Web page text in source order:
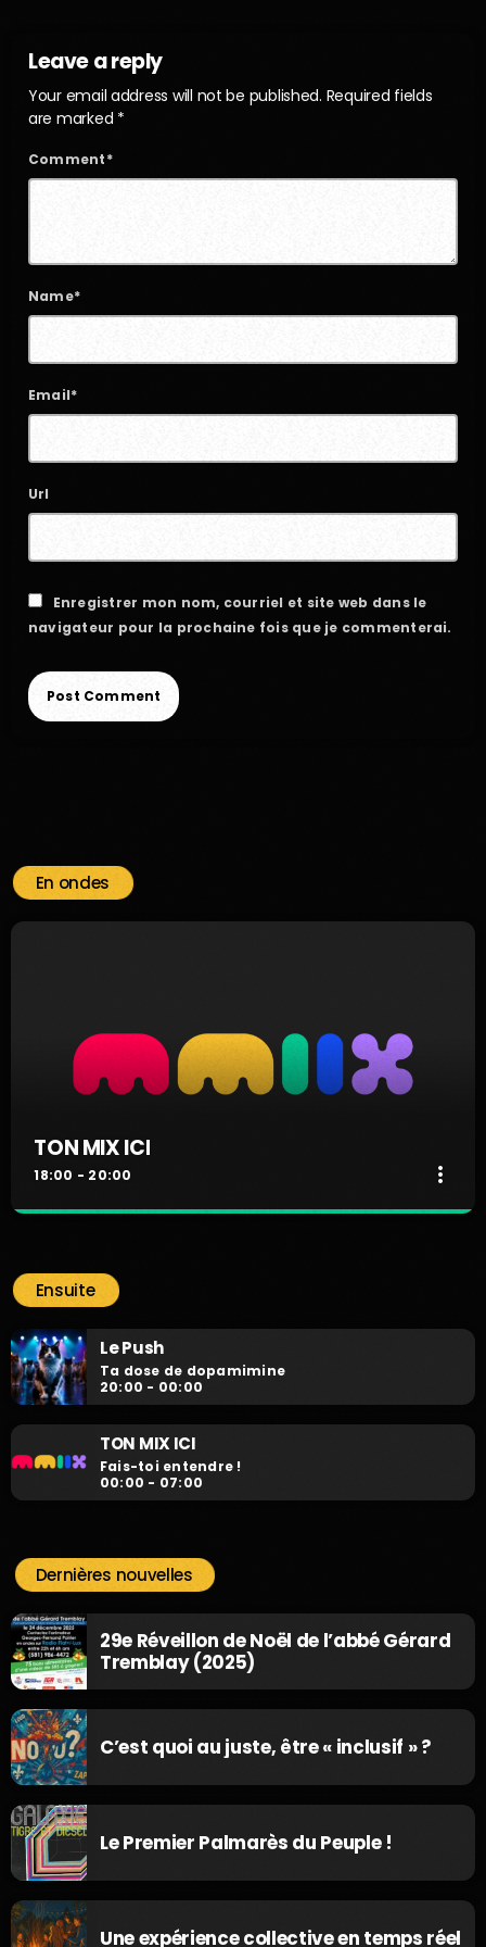
Leave a reply
Your email address will not be published. Required fields
are marked *
Comment*
Name*
Email*
Url
Enregistrer mon nom, courriel et site web dans le
navigateur pour la prochaine fois que je commenterai.
En ondes
TON MIX ICI
18:00 - 20:00 more_vert
Fais-toi entendre !
Ensuite
Le Push
Ta dose de dopamimine
20:00 - 00:00
TON MIX ICI
Fais-toi entendre !
00:00 - 07:00
Dernières nouvelles
29e Réveillon de Noël de l’abbé Gérard
Tremblay (2025)
C’est quoi au juste, être « inclusif » ?
Le Premier Palmarès du Peuple !
Une expérience collective en temps réel